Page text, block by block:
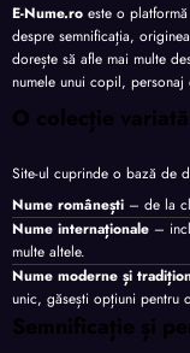
E-Nume.ro este o
despre semnificația,
dorește să afle mai multe
numele unui copil,
O colecție
Site-ul cuprinde o bază de
Nume românești – de la
Nume internaționale –
multe altele.
Nume moderne și
unic, găsești opțiuni pentru
Semnificație și